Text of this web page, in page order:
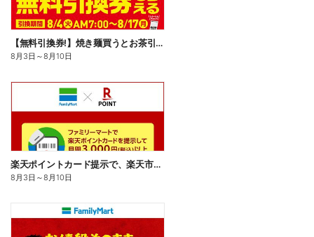
【無料引換券!】焼き麺買うとお茶引換券貰える!
8月3日 ～8月10日
楽天ポイントカード提示で、楽天市場でのお買い物がおトクに!
8月3日 ～8月10日